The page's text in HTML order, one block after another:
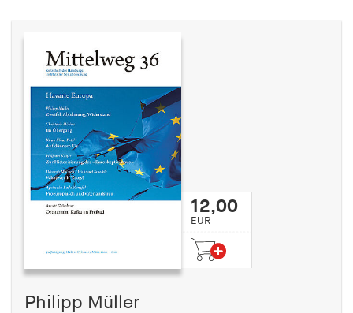
12,00
EUR
Philipp Müller